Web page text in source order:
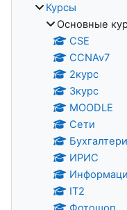
Курсы
Основные
CSE
CCNAv7
2курс
3курс
MOODLE
Сети
ИРИС
IT2